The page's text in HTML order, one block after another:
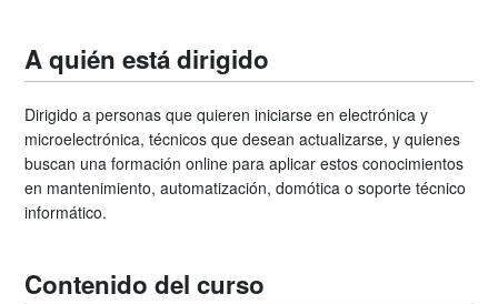
A quién está dirigido
Dirigido a personas que quieren iniciarse en electrónica y
microelectrónica, técnicos que desean actualizarse, y quienes
buscan una formación online para aplicar estos conocimientos
en mantenimiento, automatización, domótica o soporte técnico
informático.
Contenido del curso